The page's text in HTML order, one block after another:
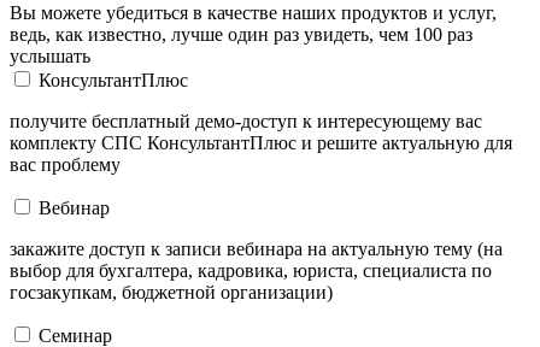
Вы можете убедиться в качестве наших продуктов и услуг,
ведь, как известно, лучше один раз увидеть, чем 100 раз
услышать
КонсультантПлюс
получите бесплатный демо-доступ к интересующему вас
комплекту СПС КонсультантПлюс и решите актуальную для
вас проблему
Вебинар
закажите доступ к записи вебинара на актуальную тему (на
выбор для бухгалтера, кадровика, юриста, специалиста по
госзакупкам, бюджетной организации)
Семинар